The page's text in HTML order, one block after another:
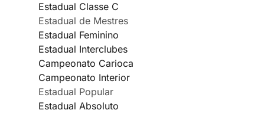
Estadual Classe C
Estadual de Mestres
Estadual Feminino
Estadual Interclubes
Campeonato Carioca
Campeonato Interior
Estadual Popular
Estadual Absoluto